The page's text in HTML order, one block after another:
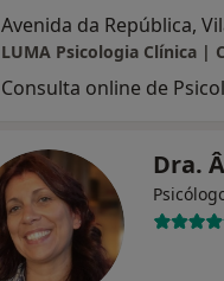
Avenida da República,
Consulta online de
Dra.